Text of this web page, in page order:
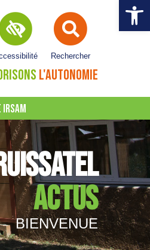
Ouvrir
Rechercher
L'AUTONOMIE
ACTUS
BIENVENUE